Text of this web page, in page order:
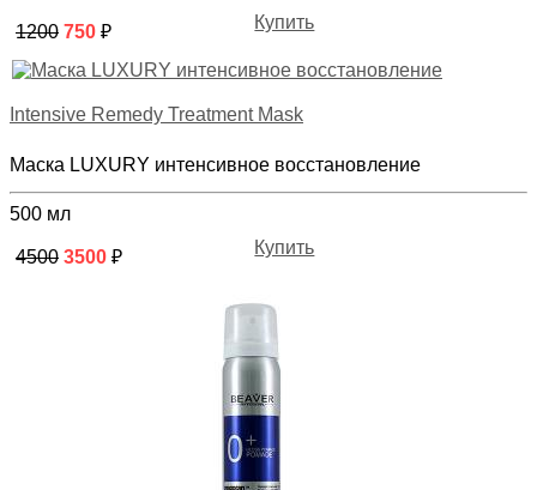
1200 750 ₽ Купить
Intensive Remedy Treatment Mask
Маска LUXURY интенсивное восстановление
500 мл
4500 3500 ₽ Купить